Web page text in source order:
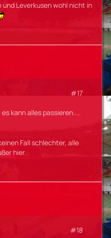
Leverkusen wohl nicht in
#17
kann alles passieren....
Fall schlechter, alle
hier.
#18